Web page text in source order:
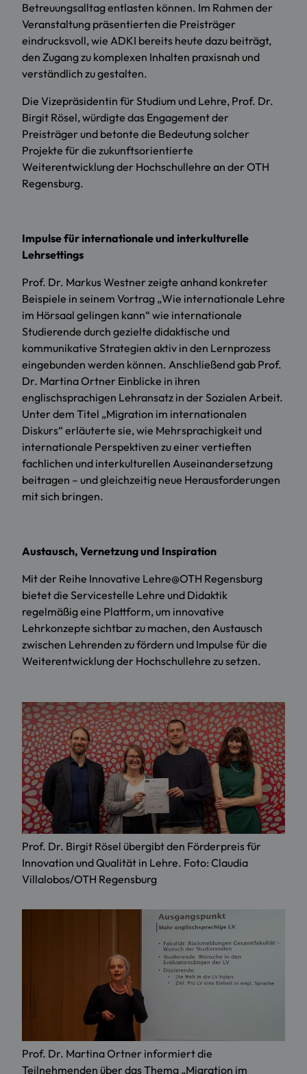
Betreuungsalltag entlasten können. Im Rahmen der
Veranstaltung präsentierten die Preisträger
eindrucksvoll, wie ADKI bereits heute dazu beiträgt,
den Zugang zu komplexen Inhalten praxisnah und
verständlich zu gestalten.
Die Vizepräsidentin für Studium und Lehre, Prof. Dr.
Birgit Rösel, würdigte das Engagement der
Preisträger und betonte die Bedeutung solcher
Projekte für die zukunftsorientierte
Weiterentwicklung der Hochschullehre an der OTH
Regensburg.
Impulse für internationale und interkulturelle
Lehrsettings
Prof. Dr. Markus Westner zeigte anhand konkreter
Beispiele in seinem Vortrag „Wie internationale Lehre
im Hörsaal gelingen kann“ wie internationale
Studierende durch gezielte didaktische und
kommunikative Strategien aktiv in den Lernprozess
eingebunden werden können. Anschließend gab Prof.
Dr. Martina Ortner Einblicke in ihren
englischsprachigen Lehransatz in der Sozialen Arbeit.
Unter dem Titel „Migration im internationalen
Diskurs“ erläuterte sie, wie Mehrsprachigkeit und
internationale Perspektiven zu einer vertieften
fachlichen und interkulturellen Auseinandersetzung
beitragen – und gleichzeitig neue Herausforderungen
mit sich bringen.
Austausch, Vernetzung und Inspiration
Mit der Reihe Innovative Lehre@OTH Regensburg
bietet die Servicestelle Lehre und Didaktik
regelmäßig eine Plattform, um innovative
Lehrkonzepte sichtbar zu machen, den Austausch
zwischen Lehrenden zu fördern und Impulse für die
Weiterentwicklung der Hochschullehre zu setzen.
Prof. Dr. Birgit Rösel übergibt den Förderpreis für
Innovation und Qualität in Lehre. Foto: Claudia
Villalobos/OTH Regensburg
Prof. Dr. Martina Ortner informiert die
Teilnehmenden über das Thema „Migration im